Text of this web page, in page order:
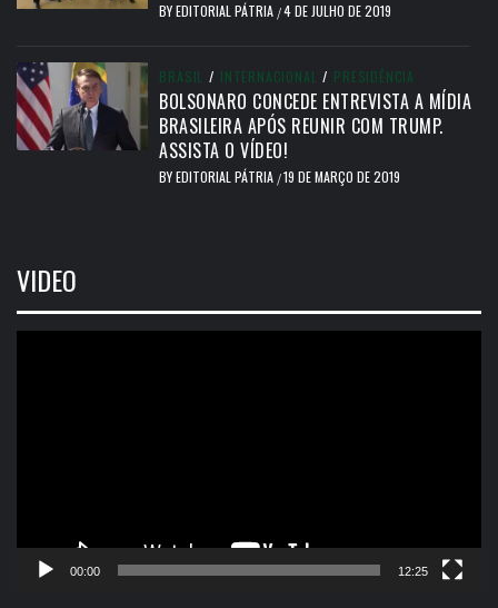
BYEDITORIAL PÁTRIA /4 DE JULHO DE 2019
BRASIL / INTERNACIONAL / PRESIDÊNCIA
BOLSONARO CONCEDE ENTREVISTA A MÍDIA
BRASILEIRA APÓS REUNIR COM TRUMP.
ASSISTA O VÍDEO!
BYEDITORIAL PÁTRIA /19 DE MARÇO DE 2019
VIDEO
00:00 12:25